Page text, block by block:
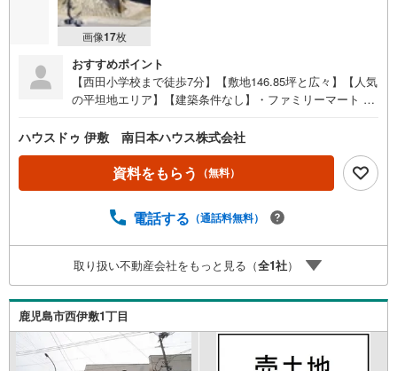
存
す
画像17枚
おすすめポイント
【西田小学校まで徒歩7分】【敷地146.85坪と広々】【人気
の平坦地エリア】【建築条件なし】・ファミリーマート に
学校まで徒歩7分（約540m）・城西中学校まで徒歩18分
（約1400m）・常盤公園まで徒歩4分（約260m）・ファミ
リーマート にしだ三丁目店まで徒歩7分（約500m）・鹿児
島銀行西田支店まで徒歩7分（約540m）・ローソン鹿児島
店まで徒歩9分（約650m）・山形屋ストア 西田店まで徒歩
ローンのご相談も承ります！お気軽にご相談ください
ハウスドゥ 伊敷 南日本ハウス株式会社
資料をもらう （無料）
電話する （通話料無料）
取り扱い不動産会社をもっと見る（全1社）
鹿児島市西伊敷1丁目